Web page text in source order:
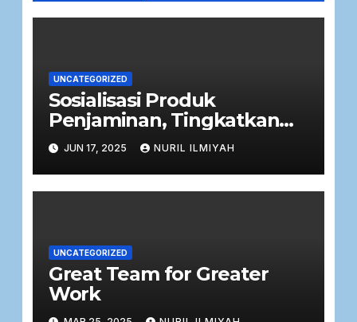
UNCATEGORIZED
Sosialisasi Produk
Penjaminan, Tingkatkan
Literasi PT Jamkrida Jatim
(Perseroda)
JUN 17, 2025 NURIL ILMIYAH
UNCATEGORIZED
Great Team for Greater
Work